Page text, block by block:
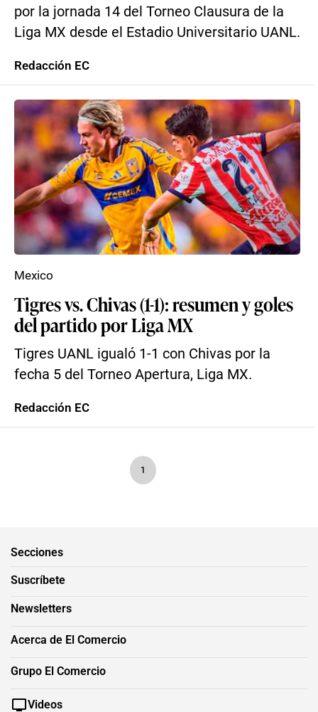
por la jornada 14 del Torneo Clausura de la
Liga MX desde el Estadio Universitario UANL.
Redacción EC
Tigres vs. Chivas (1-1): resumen y goles
del partido por Liga MX
Tigres UANL igualó 1-1 con Chivas por la
fecha 5 del Torneo Apertura, Liga MX.
Mexico
Redacción EC
1
Secciones
Suscríbete
Newsletters
Acerca de El Comercio
Grupo El Comercio
Videos